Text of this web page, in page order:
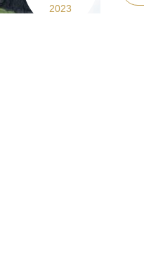
2023